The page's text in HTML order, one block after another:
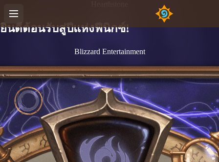
ยินดีต้อนรับสู่ปีแห่งฟีนิกซ์!
Blizzard Entertainment